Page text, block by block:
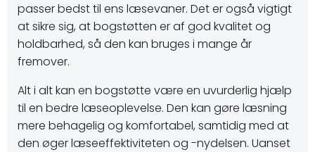
passer bedst til ens læsevaner. Det er også vigtigt
at sikre sig, at bogstøtten er af god kvalitet og
holdbarhed, så den kan bruges i mange år
fremover.
Alt i alt kan en bogstøtte være en uvurderlig hjælp
til en bedre læseoplevelse. Den kan gøre læsning
mere behagelig og komfortabel, samtidig med at
den øger læseeffektiviteten og -nydelsen. Uanset